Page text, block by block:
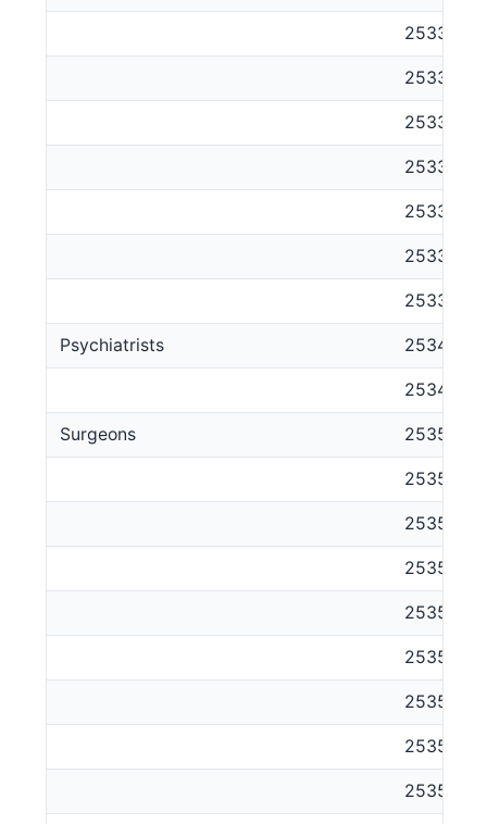
253317
253318
253321
253322
253323
253324
253399
Psychiatrists 2534
253411
Surgeons 2535
253511
253512
253513
253514
253515
253516
253517
253518